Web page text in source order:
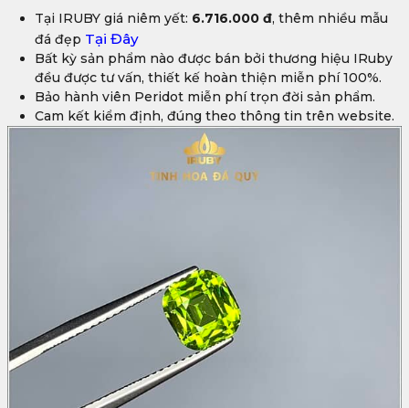
Tại IRUBY giá niêm yết: 6.716.000 đ, thêm nhiều mẫu
đá đẹp Tại Đây
Bất kỳ sản phẩm nào được bán bởi thương hiệu IRuby
đều được tư vấn, thiết kế hoàn thiện miễn phí 100%.
Bảo hành viên Peridot miễn phí trọn đời sản phẩm.
Cam kết kiểm định, đúng theo thông tin trên website.